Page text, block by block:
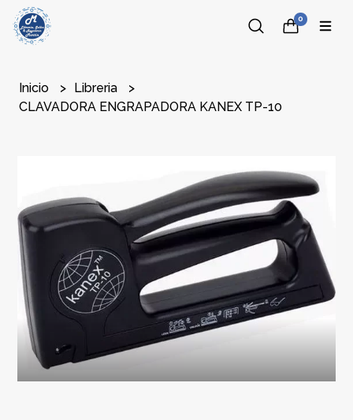
0
Inicio
Libreria
CLAVADORA ENGRAPADORA KANEX TP-10